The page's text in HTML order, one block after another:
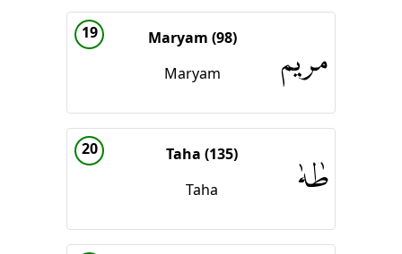
19
Maryam (98)
Maryam
مريم
20
Taha (135)
Taha
طٰهٰ